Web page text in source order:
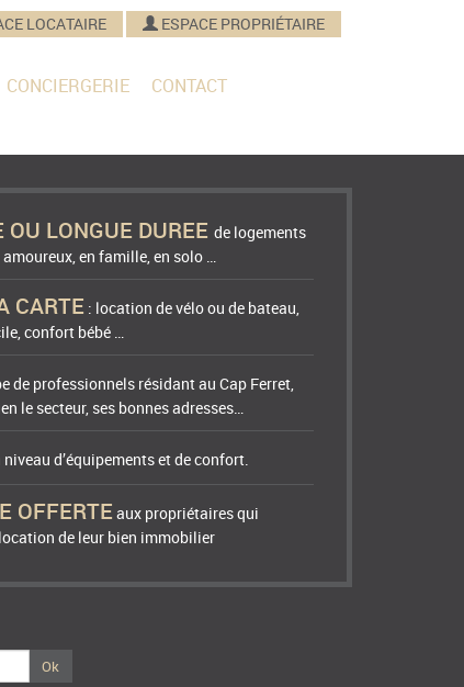
LOCATAIRE ESPACE PROPRIÉTAIRE
CONCIERGERIE CONTACT
LONGUE DUREE de logements
en famille, en solo …
CARTE : location de vélo ou de bateau,
confort bébé …
de professionnels résidant au Cap Ferret,
le secteur, ses bonnes adresses…
niveau d’équipements et de confort.
OFFERTE aux propriétaires qui
de leur bien immobilier
Ok